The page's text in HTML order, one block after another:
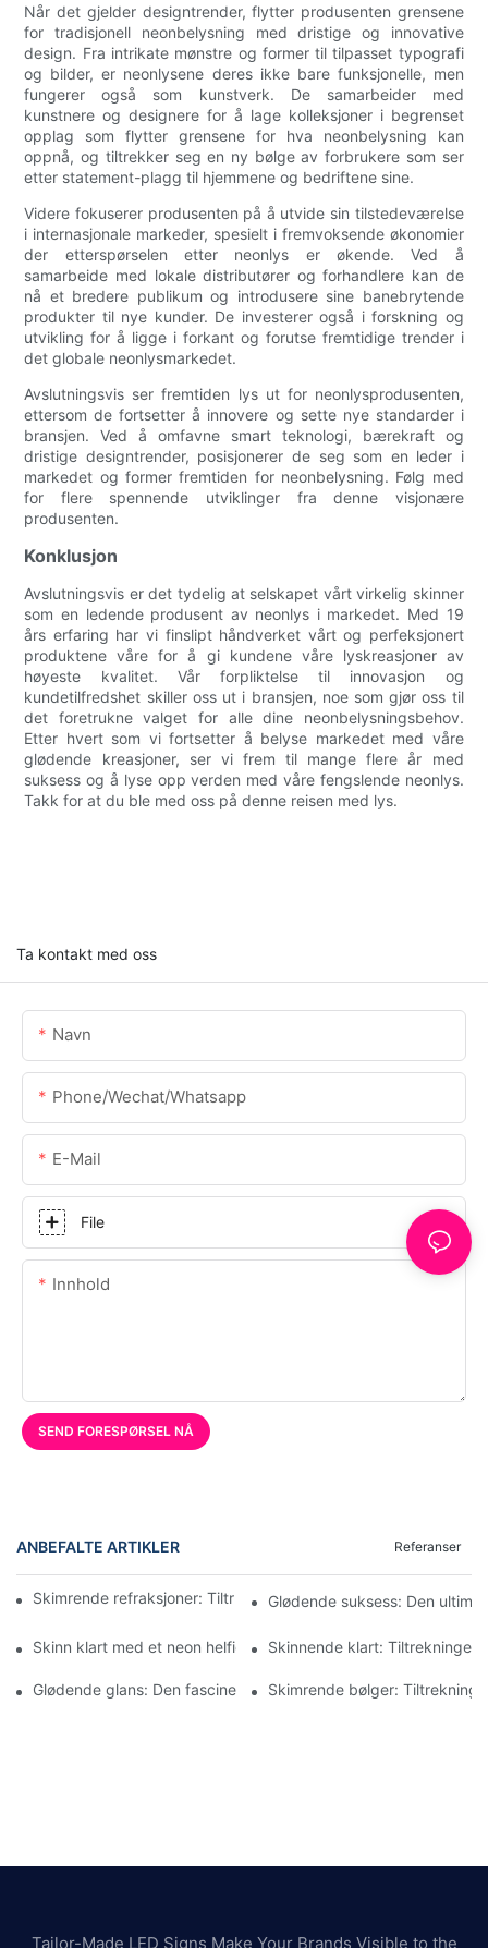
Når det gjelder designtrender, flytter produsenten grensene
for tradisjonell neonbelysning med dristige og innovative
design. Fra intrikate mønstre og former til tilpasset typografi
og bilder, er neonlysene deres ikke bare funksjonelle, men
fungerer også som kunstverk. De samarbeider med
kunstnere og designere for å lage kolleksjoner i begrenset
opplag som flytter grensene for hva neonbelysning kan
oppnå, og tiltrekker seg en ny bølge av forbrukere som ser
etter statement-plagg til hjemmene og bedriftene sine.
Videre fokuserer produsenten på å utvide sin tilstedeværelse
i internasjonale markeder, spesielt i fremvoksende økonomier
der etterspørselen etter neonlys er økende. Ved å
samarbeide med lokale distributører og forhandlere kan de
nå et bredere publikum og introdusere sine banebrytende
produkter til nye kunder. De investerer også i forskning og
utvikling for å ligge i forkant og forutse fremtidige trender i
det globale neonlysmarkedet.
Avslutningsvis ser fremtiden lys ut for neonlysprodusenten,
ettersom de fortsetter å innovere og sette nye standarder i
bransjen. Ved å omfavne smart teknologi, bærekraft og
dristige designtrender, posisjonerer de seg som en leder i
markedet og former fremtiden for neonbelysning. Følg med
for flere spennende utviklinger fra denne visjonære
produsenten.
Konklusjon
Avslutningsvis er det tydelig at selskapet vårt virkelig skinner
som en ledende produsent av neonlys i markedet. Med 19
års erfaring har vi finslipt håndverket vårt og perfeksjonert
produktene våre for å gi kundene våre lyskreasjoner av
høyeste kvalitet. Vår forpliktelse til innovasjon og
kundetilfredshet skiller oss ut i bransjen, noe som gjør oss til
det foretrukne valget for alle dine neonbelysningsbehov.
Etter hvert som vi fortsetter å belyse markedet med våre
glødende kreasjoner, ser vi frem til mange flere år med
suksess og å lyse opp verden med våre fengslende neonlys.
Takk for at du ble med oss ​​på denne reisen med lys.
Ta kontakt med oss
Navn
Phone/Wechat/Whatsapp
E-Mail
File
Innhold
SEND FORESPØRSEL NÅ
ANBEFALTE ARTIKLER Referanser
Skimrende refraksjoner: Tiltrekningen til neonbølgede speil
Glødende suksess: Den
Skinn klart med et neon helfigurspeilSkinnende klart: Tiltrekningen
Glødende glans: Den fascinerende verdenen av neon-uendelig
Skimrende bølger:
Tailor-Made LED Signs Make Your Brands Visible to the